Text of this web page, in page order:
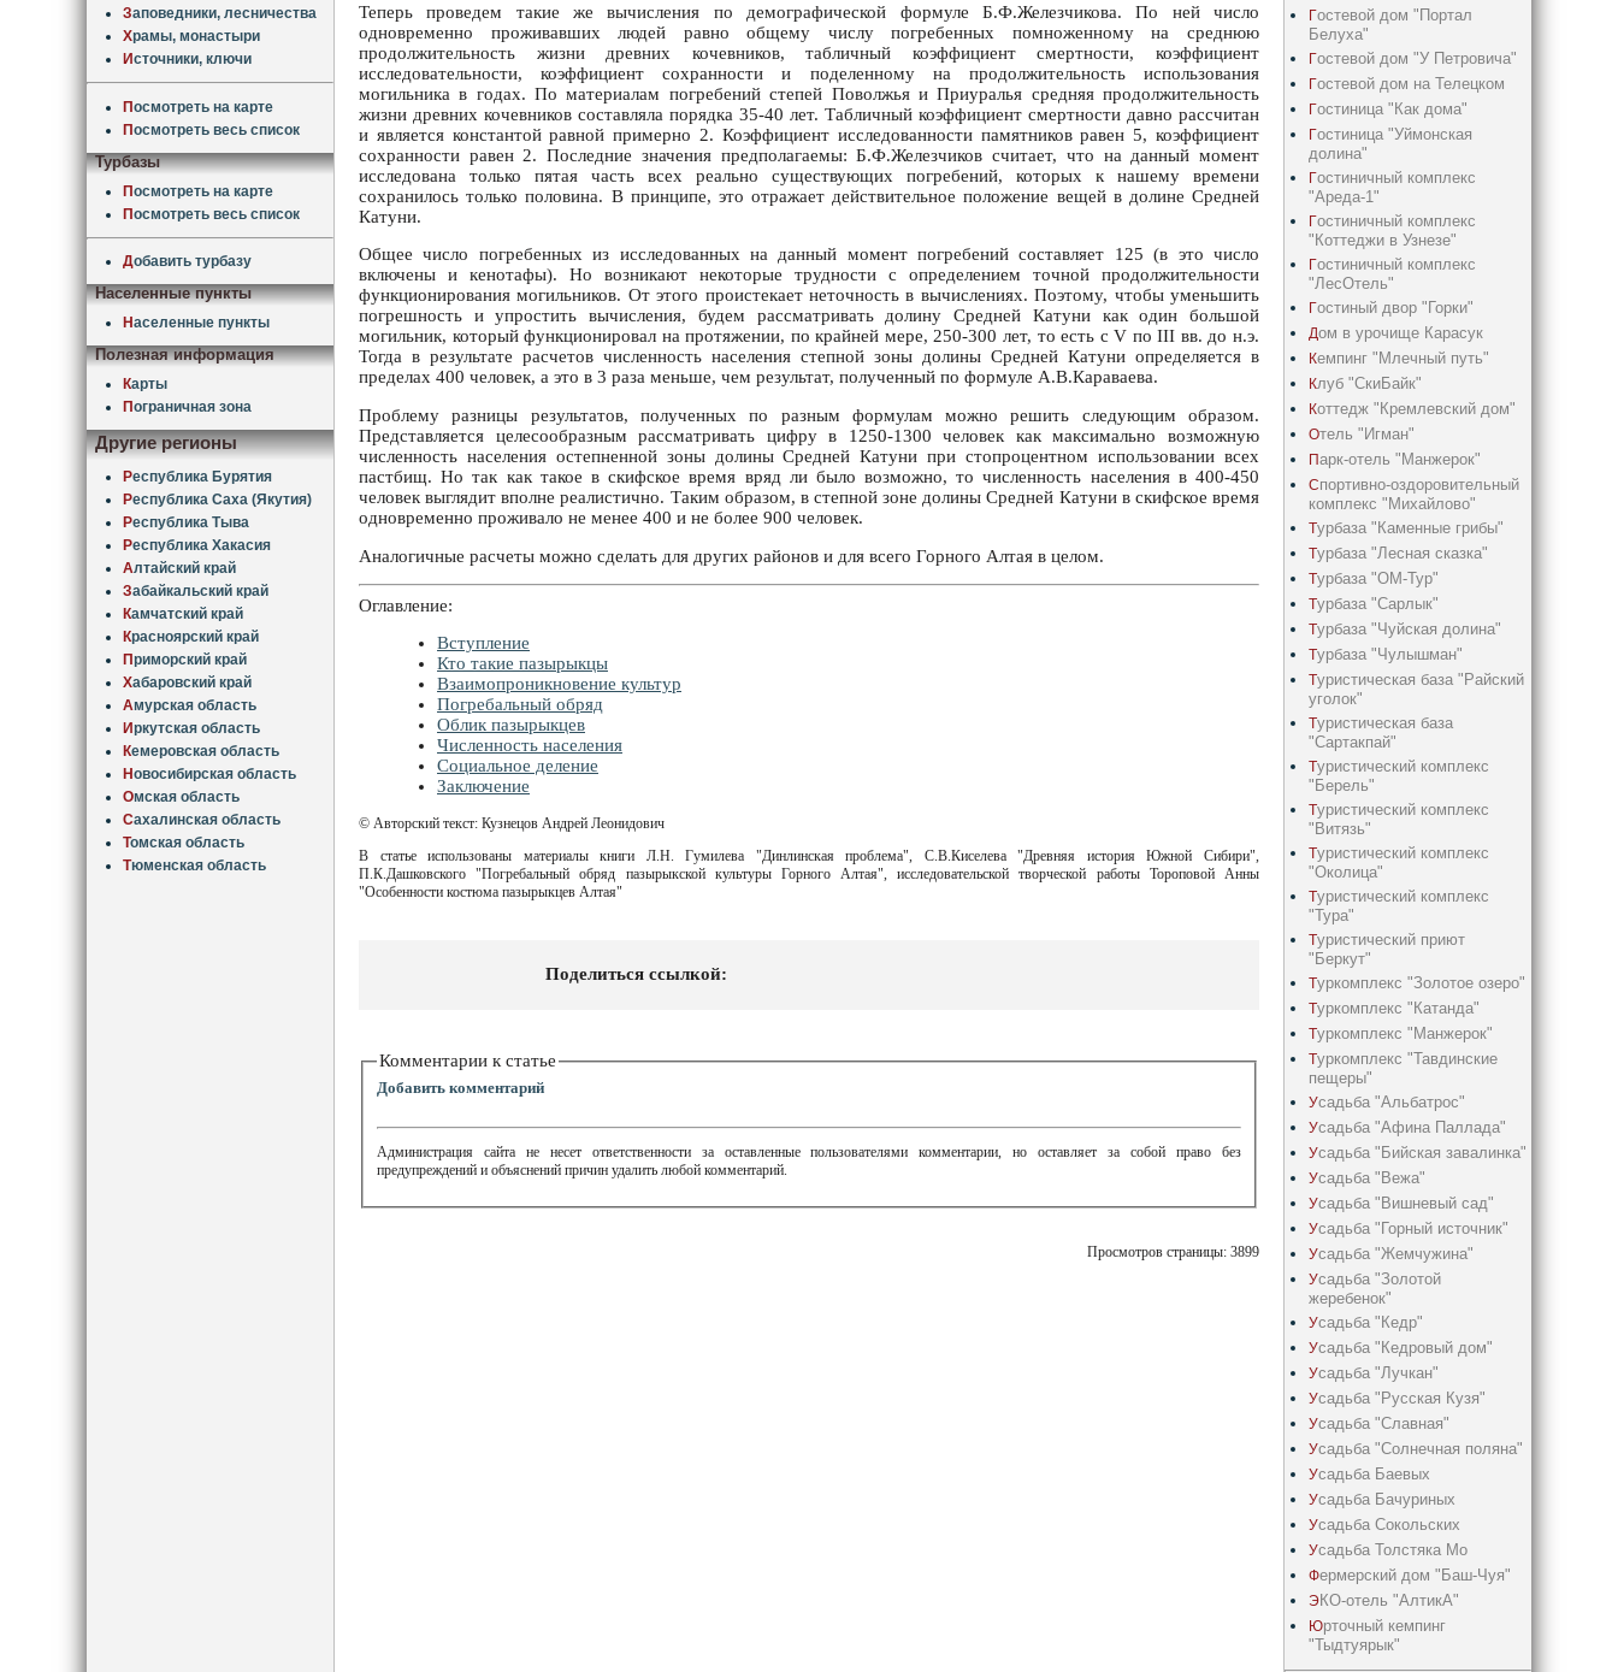
Заповедники, лесничества
Храмы, монастыри
Источники, ключи
Посмотреть на карте
Посмотреть весь список
Турбазы
Посмотреть на карте
Посмотреть весь список
Добавить турбазу
Населенные пункты
Населенные пункты
Полезная информация
Карты
Пограничная зона
Другие регионы
Республика Бурятия
Республика Саха (Якутия)
Республика Тыва
Республика Хакасия
Алтайский край
Забайкальский край
Камчатский край
Красноярский край
Приморский край
Хабаровский край
Амурская область
Иркутская область
Кемеровская область
Новосибирская область
Омская область
Сахалинская область
Томская область
Тюменская область
Теперь проведем такие же вычисления по демографической формуле Б.Ф.Железчикова. По ней число
одновременно проживавших людей равно общему числу погребенных помноженному на среднюю
продолжительность жизни древних кочевников, табличный коэффициент смертности, коэффициент
исследовательности, коэффициент сохранности и поделенному на продолжительность использования
могильника в годах. По материалам погребений степей Поволжья и Приуралья средняя продолжительность
жизни древних кочевников составляла порядка 35-40 лет. Табличный коэффициент смертности давно рассчитан
и является константой равной примерно 2. Коэффициент исследованности памятников равен 5, коэффициент
сохранности равен 2. Последние значения предполагаемы: Б.Ф.Железчиков считает, что на данный момент
исследована только пятая часть всех реально существующих погребений, которых к нашему времени
сохранилось только половина. В принципе, это отражает действительное положение вещей в долине Средней
Катуни.
Общее число погребенных из исследованных на данный момент погребений составляет 125 (в это число
включены и кенотафы). Но возникают некоторые трудности с определением точной продолжительности
функционирования могильников. От этого проистекает неточность в вычислениях. Поэтому, чтобы уменьшить
погрешность и упростить вычисления, будем рассматривать долину Средней Катуни как один большой
могильник, который функционировал на протяжении, по крайней мере, 250-300 лет, то есть с V по III вв. до н.э.
Тогда в результате расчетов численность населения степной зоны долины Средней Катуни определяется в
пределах 400 человек, а это в 3 раза меньше, чем результат, полученный по формуле А.В.Караваева.
Проблему разницы результатов, полученных по разным формулам можно решить следующим образом.
Представляется целесообразным рассматривать цифру в 1250-1300 человек как максимально возможную
численность населения остепненной зоны долины Средней Катуни при стопроцентном использовании всех
пастбищ. Но так как такое в скифское время вряд ли было возможно, то численность населения в 400-450
человек выглядит вполне реалистично. Таким образом, в степной зоне долины Средней Катуни в скифское время
одновременно проживало не менее 400 и не более 900 человек.
Аналогичные расчеты можно сделать для других районов и для всего Горного Алтая в целом.
Оглавление:
Вступление
Кто такие пазырыкцы
Взаимопроникновение культур
Погребальный обряд
Облик пазырыкцев
Численность населения
Социальное деление
Заключение
© Авторский текст: Кузнецов Андрей Леонидович
В статье использованы материалы книги Л.Н. Гумилева "Динлинская проблема", С.В.Киселева "Древняя история Южной Сибири",
П.К.Дашковского "Погребальный обряд пазырыкской культуры Горного Алтая", исследовательской творческой работы Тороповой Анны
"Особенности костюма пазырыкцев Алтая"
Поделиться ссылкой:
Комментарии к статье
Добавить комментарий
Администрация сайта не несет ответственности за оставленные пользователями комментарии, но оставляет за собой право без
предупреждений и объяснений причин удалить любой комментарий.
Просмотров страницы: 3899
Гостевой дом "Портал
Белуха"
Гостевой дом "У Петровича"
Гостевой дом на Телецком
Гостиница "Как дома"
Гостиница "Уймонская
долина"
Гостиничный комплекс
"Ареда-1"
Гостиничный комплекс
"Коттеджи в Узнезе"
Гостиничный комплекс
"ЛесОтель"
Гостиный двор "Горки"
Дом в урочище Карасук
Кемпинг "Млечный путь"
Клуб "СкиБайк"
Коттедж "Кремлевский дом"
Отель "Игман"
Парк-отель "Манжерок"
Спортивно-оздоровительный
комплекс "Михайлово"
Турбаза "Каменные грибы"
Турбаза "Лесная сказка"
Турбаза "ОМ-Тур"
Турбаза "Сарлык"
Турбаза "Чуйская долина"
Турбаза "Чулышман"
Туристическая база "Райский
уголок"
Туристическая база
"Сартакпай"
Туристический комплекс
"Берель"
Туристический комплекс
"Витязь"
Туристический комплекс
"Околица"
Туристический комплекс
"Тура"
Туристический приют
"Беркут"
Туркомплекс "Золотое озеро"
Туркомплекс "Катанда"
Туркомплекс "Манжерок"
Туркомплекс "Тавдинские
пещеры"
Усадьба "Альбатрос"
Усадьба "Афина Паллада"
Усадьба "Бийская завалинка"
Усадьба "Вежа"
Усадьба "Вишневый сад"
Усадьба "Горный источник"
Усадьба "Жемчужина"
Усадьба "Золотой
жеребенок"
Усадьба "Кедр"
Усадьба "Кедрoвый дом"
Усадьба "Лучкан"
Усадьба "Русская Кузя"
Усадьба "Славная"
Усадьба "Солнечная поляна"
Усадьба Баевых
Усадьба Бачуриных
Усадьба Сокольских
Усадьба Толстяка Мо
Фермерский дом "Баш-Чуя"
ЭКО-отель "АлтикА"
Юрточный кемпинг
"Тыдтуярык"